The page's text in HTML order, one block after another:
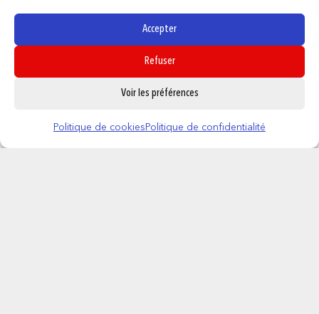
Accepter
Refuser
Voir les préférences
Politique de cookies Politique de confidentialité